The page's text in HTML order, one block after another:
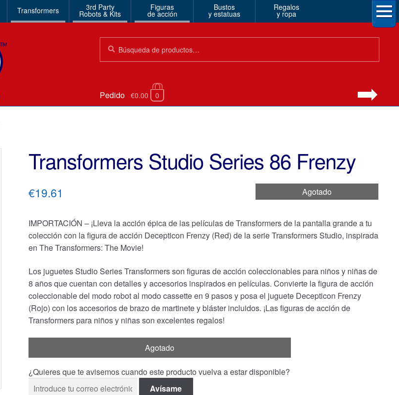
Transformers 3rd Party
Robots & Kits
Figuras
de acción
Bustos
y estatuas
Regalos
y ropa
Pedido €0.00 0
Transformers Studio Series 86 Frenzy
Agotado
€19.61
IMPORTACIÓN – ¡Lleva la acción épica de las películas de Transformers de la pantalla grande a tu
colección con la figura de acción Decepticon Frenzy (Red) de la serie Transformers Studio, inspirada
en The Transformers: The Movie!
Los juguetes Studio Series Transformers son figuras de acción coleccionables para niños y niñas de
8 años que cuentan con detalles y accesorios inspirados en películas. Convierte la figura de acción
coleccionable del modo robot al modo cassette en 9 pasos y posa el juguete Decepticon Frenzy
(Rojo) con los accesorios de brazo de martinete y bláster incluidos. ¡Las figuras de acción de
Transformers para niños y niñas son excelentes regalos!
Agotado
¿Quieres que te avisemos cuando este producto vuelva a estar disponible?
Avísame